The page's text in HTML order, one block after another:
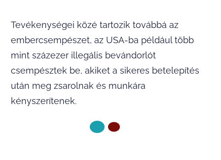
Tevékenységei közé tartozik továbbá az
embercsempészet, az USA-ba például több
mint százezer illegális bevándorlót
csempésztek be, akiket a sikeres betelepítés
után meg zsarolnak és munkára
kényszerítenek.